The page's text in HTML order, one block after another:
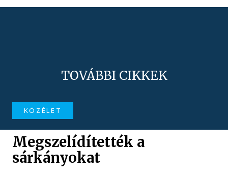
TOVÁBBI CIKKEK
KÖZÉLET
Megszelídítették a
sárkányokat